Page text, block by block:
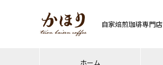
自家焙煎珈琲専門店
ホーム